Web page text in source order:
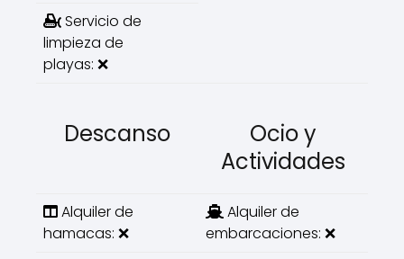
Servicio de
limpieza de
playas: ❌
Descanso
Ocio y
Actividades
Alquiler de
hamacas: ❌
Alquiler de
embarcaciones: ❌